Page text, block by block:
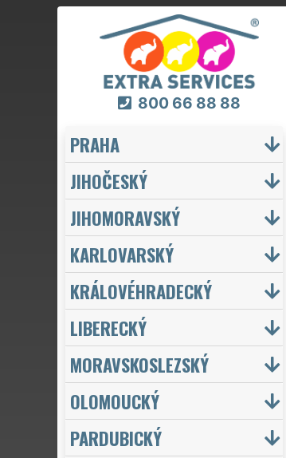
800 66 88 88
PRAHA
JIHOČESKÝ
JIHOMORAVSKÝ
KARLOVARSKÝ
KRÁLOVÉHRADECKÝ
LIBERECKÝ
MORAVSKOSLEZSKÝ
OLOMOUCKÝ
PARDUBICKÝ